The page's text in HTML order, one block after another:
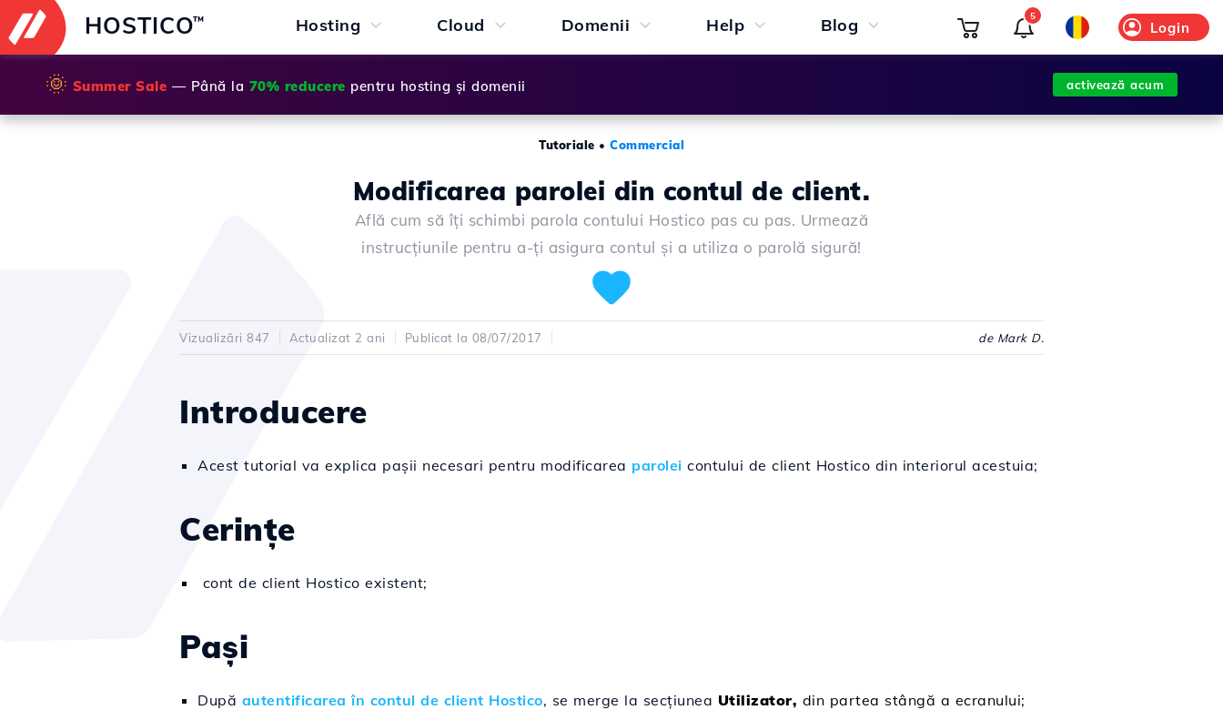
HOSTICO™ Hosting Cloud Domenii Help Blog Login
5
🌞 Summer Sale — Până la 70% reducere pentru hosting și domenii activează acum
Tutoriale • Commercial
Modificarea parolei din contul de client.
Află cum să îți schimbi parola contului Hostico pas cu pas. Urmează
instrucțiunile pentru a-ți asigura contul și a utiliza o parolă sigură!
Vizualizări 847 Actualizat 2 ani Publicat la 08/07/2017 de Mark D.
Introducere
Acest tutorial va explica pașii necesari pentru modificarea parolei contului de client Hostico din interiorul acestuia;
Cerințe
cont de client Hostico existent;
Pași
După autentificarea în contul de client Hostico, se merge la secţiunea Utilizator, din partea stângă a ecranului;